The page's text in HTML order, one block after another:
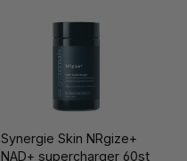
Synergie Skin NRgize+
NAD+ supercharger 60st